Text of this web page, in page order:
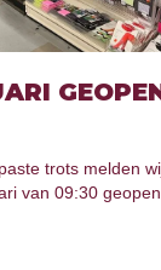
trots melden
van 09:30